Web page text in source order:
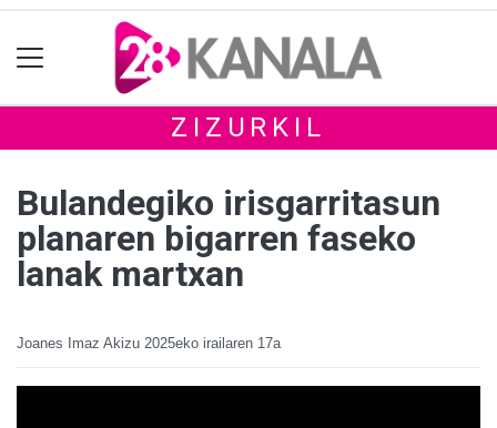
ZIZURKIL
Bulandegiko irisgarritasun
planaren bigarren faseko
lanak martxan
Joanes Imaz Akizu 2025eko irailaren 17a